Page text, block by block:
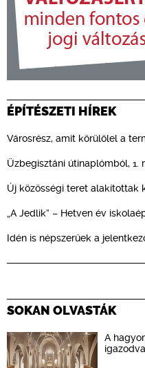
ÉPÍTÉSZETI HÍREK
Városrész, amit körülölel a
Üzbegisztáni útinaplómból, 1.
Új közösségi teret alakítottak
„A Jedlik” – Hetven év
Idén is népszerűek a
SOKAN OLVASTÁK
A